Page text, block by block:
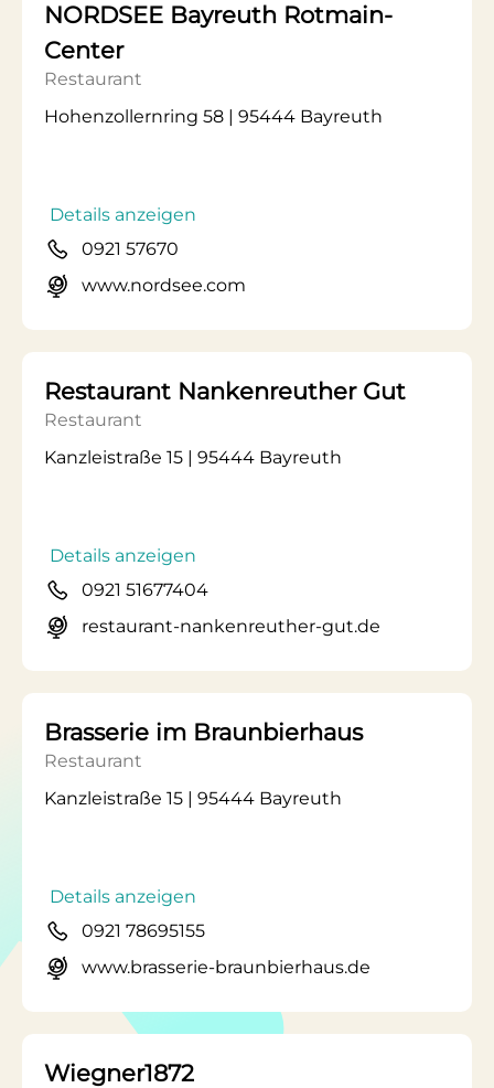
NORDSEE Bayreuth Rotmain-
Center
Restaurant
Hohenzollernring 58 | 95444 Bayreuth
Details anzeigen
0921 57670
www.nordsee.com
Restaurant Nankenreuther Gut
Restaurant
Kanzleistraße 15 | 95444 Bayreuth
Details anzeigen
0921 51677404
restaurant-nankenreuther-gut.de
Brasserie im Braunbierhaus
Restaurant
Kanzleistraße 15 | 95444 Bayreuth
Details anzeigen
0921 78695155
www.brasserie-braunbierhaus.de
Wiegner1872